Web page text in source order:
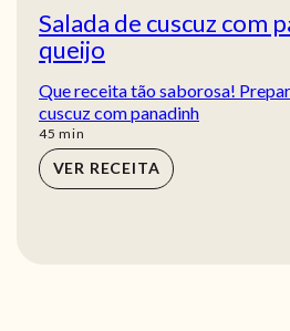
Salada de cuscuz com
queijo
Que receita tão saborosa!
cuscuz com panadinh
45 min
min
VER RECEITA